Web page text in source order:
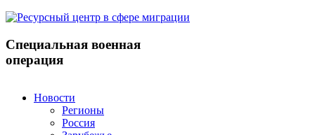
Специальная военная
операция
Новости
Регионы
Россия